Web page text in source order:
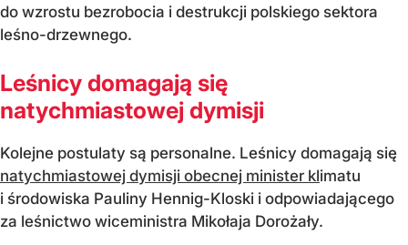
do wzrostu bezrobocia i destrukcji polskiego sektora
leśno-drzewnego.
Leśnicy domagają się
natychmiastowej dymisji
Kolejne postulaty są personalne. Leśnicy domagają się
natychmiastowej dymisji obecnej minister klimatu
i środowiska Pauliny Hennig-Kloski i odpowiadającego
za leśnictwo wiceministra Mikołaja Dorożały.